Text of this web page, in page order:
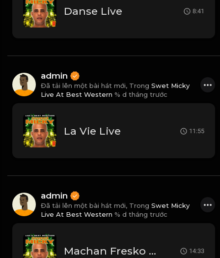
Danse Live 8:41
admin
Đã tải lên một bài hát mới, Trong Swet Micky
Live At Best Western % d tháng trước
La Vie Live 11:55
admin
Đã tải lên một bài hát mới, Trong Swet Micky
Live At Best Western % d tháng trước
Machan Fresko Live 14:33